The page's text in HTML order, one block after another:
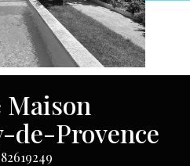
Maison
de-Provence